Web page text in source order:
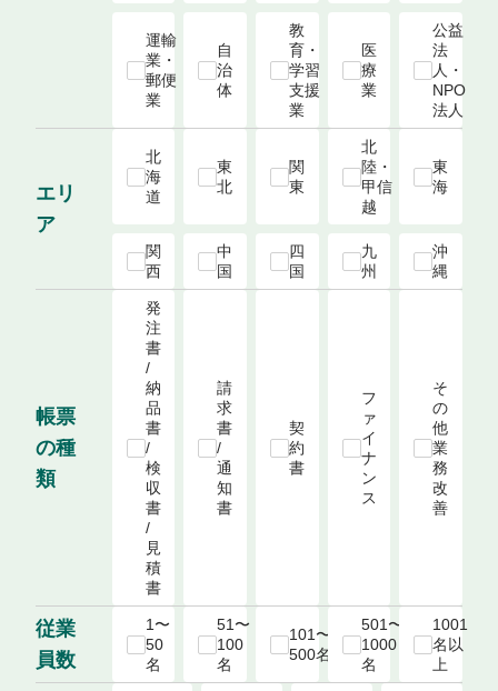
運輸
業・
郵便
業
自
治
体
教
育・
学習
支援
業
医
療
業
公益
法
人・
NPO
法人
エリ
ア
北
海
道
東
北
関
東
北
陸・
甲信
越
東
海
関
西
中
国
四
国
九
州
沖
縄
帳票
の種
類
発
注
書
/
納
品
書
/
検
収
書
/
見
積
書
請
求
書
/
通
知
書
契
約
書
フ
ァ
イ
ナ
ン
ス
そ
の
他
業
務
改
善
従業
員数
1〜
50
名
51〜
100
名
101〜
500名
501〜
1000
名
1001
名以
上